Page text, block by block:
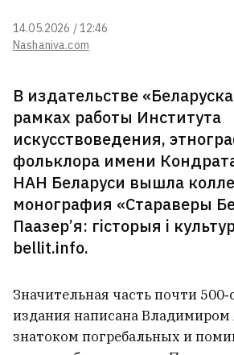
Nashaniva.com
14.05.2026 / 12:46
В издательстве
рамках работы Института
искусствоведения,
фольклора имени
НАН Беларуси вышла
монография «Стараверы
Паазер’я: гісторыя і
bellit.info.
Значительная часть почти
издания написана
знатоком погребальных и
белорусами сериала про шляхту
— вот чем удивляет «1670». Там
Сын депортированного солдата
армии Андерса из-под
Новогрудка отсудил $180
за страдания отца в советском
лагере
Немецкая дипломат в Минске в
парке Янки Купалы прочла
стихотворение белорусского
Белорусский мужской хор
«Касары» снялся в третьем
сезоне популярного польского